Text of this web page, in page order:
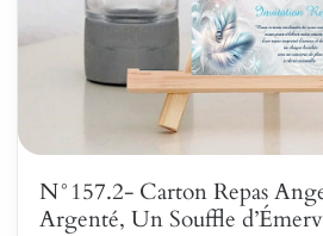
N°157.2- Carton Repas
Argenté, Un Souffle